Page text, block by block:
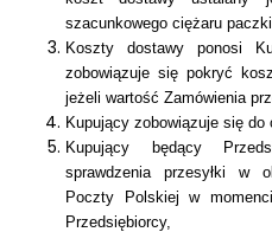
szacunkowego ciężaru
Koszty dostawy ponosi
zobowiązuje się pokryć
jeżeli wartość Zamówienia
Kupujący zobowiązuje się do
Kupujący będący
sprawdzenia przesyłki w
Poczty Polskiej w
Przedsiębiorcy,